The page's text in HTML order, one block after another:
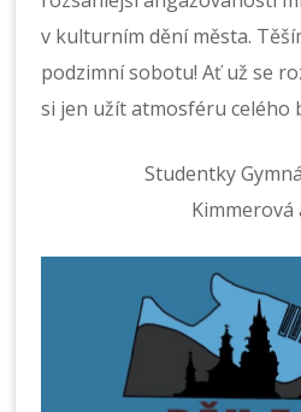
v kulturním dění města.
podzimní sobotu! Ať už se
si jen užít atmosféru celého
Studentky